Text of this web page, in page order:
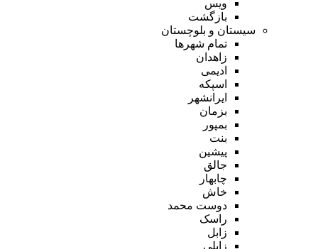
ویس
بازگشت
سیستان و بلوچستان
تمام شهر‌ها
زاهدان
ادیمی
اسپکه
ایرانشهر
بزمان
بمپور
بنت
پیشین
جالق
چابهار
خاش
دوست محمد
راسک
زابل
زابلی